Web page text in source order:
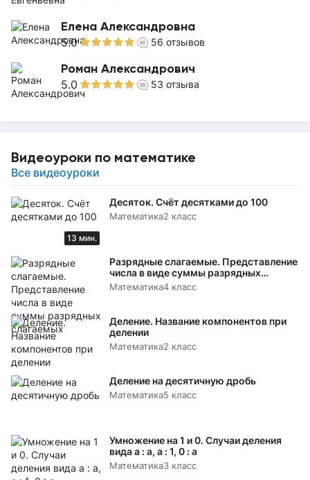
Елена Александровна
5.0 56 отзывов
Роман Александрович
5.0 53 отзыва
Видеоуроки по математике
Все видеоуроки
13 мин.
Десяток. Счёт десятками до 100
Математика2 класс
Разрядные слагаемые. Представление
числа в виде суммы разрядных
слагаемых
Математика4 класс
Деление. Название компонентов при
делении
Математика2 класс
Деление на десятичную дробь
Математика5 класс
Умножение на 1 и 0. Случаи деления
вида а : а, а : 1, 0 : а
Математика3 класс